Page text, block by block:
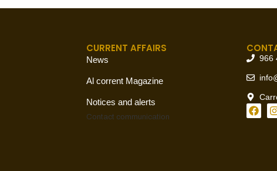
CURRENT AFFAIRS
News
Al corrent Magazine
Notices and alerts
Contact communication
966